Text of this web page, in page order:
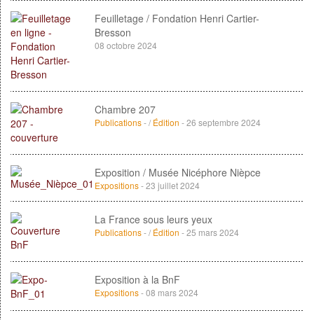
Feuilletage / Fondation Henri Cartier-
Bresson
08 octobre 2024
Chambre 207
Publications- /Édition - 26 septembre 2024
Exposition / Musée Nicéphore Nièpce
Expositions- 23 juillet 2024
La France sous leurs yeux
Publications- /Édition - 25 mars 2024
Exposition à la BnF
Expositions- 08 mars 2024